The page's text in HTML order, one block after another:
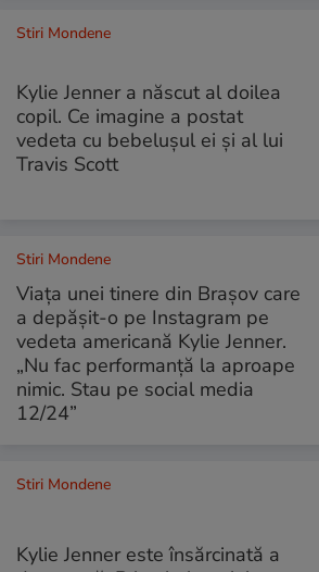
Stiri Mondene
Kylie Jenner a născut al doilea
copil. Ce imagine a postat
vedeta cu bebelușul ei și al lui
Travis Scott
Stiri Mondene
Viața unei tinere din Brașov care
a depășit-o pe Instagram pe
vedeta americană Kylie Jenner.
„Nu fac performanță la aproape
nimic. Stau pe social media
12/24”
Stiri Mondene
Kylie Jenner este însărcinată a